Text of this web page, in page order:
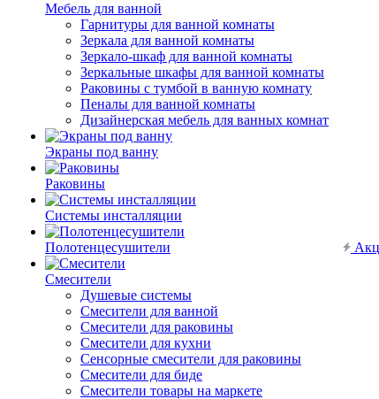
Мебель для ванной
Гарнитуры для ванной комнаты
Зеркала для ванной комнаты
Зеркало-шкаф для ванной комнаты
Зеркальные шкафы для ванной комнаты
Раковины с тумбой в ванную комнату
Пеналы для ванной комнаты
Дизайнерская мебель для ванных комнат
Экраны под ванну
Раковины
Системы инсталляции
Полотенцесушители
Смесители
Душевые системы
Смесители для ванной
Смесители для раковины
Смесители для кухни
Сенсорные смесители для раковины
Смесители для биде
Смесители товары на маркете